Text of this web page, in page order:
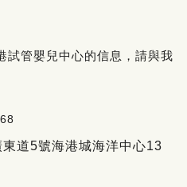
試管嬰兒中心的信息，請與我
道5號海港城海洋中心13